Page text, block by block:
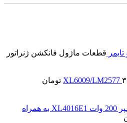
قطعات ماژول فانکشن ژنراتور
تومان
ماژول XH-M404 کاهنده 8 آمپر 200 وات XL4016E1 به همراه